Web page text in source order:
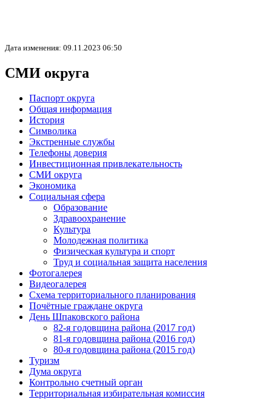
Дата изменения: 09.11.2023 06:50
СМИ округа
Паспорт округа
Общая информация
История
Символика
Экстренные службы
Телефоны доверия
Инвестиционная привлекательность
СМИ округа
Экономика
Социальная сфера
Образование
Здравоохранение
Культура
Молодежная политика
Физическая культура и спорт
Труд и социальная защита населения
Фотогалерея
Видеогалерея
Схема территориального планирования
Почётные граждане округа
День Шпаковского района
82-я годовщина района (2017 год)
81-я годовщина района (2016 год)
80-я годовщина района (2015 год)
Туризм
Дума округа
Контрольно счетный орган
Территориальная избирательная комиссия